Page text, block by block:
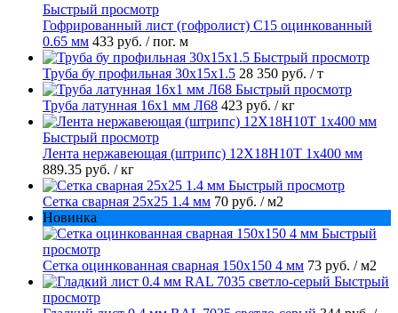
Быстрый просмотр
Гофрированный лист (гофролист) С15 оцинкованный
0.65 мм 433 руб. / пог. м
Быстрый просмотр
Труба бу профильная 30х15х1.5 28 350 руб. / т
Быстрый просмотр
Труба латунная 16х1 мм Л68 423 руб. / кг
Быстрый просмотр
Лента нержавеющая (штрипс) 12Х18Н10Т 1х400 мм
889.35 руб. / кг
Быстрый просмотр
Сетка сварная 25х25 1.4 мм 70 руб. / м2
Новинка
Быстрый
просмотр
Сетка оцинкованная сварная 150х150 4 мм 73 руб. / м2
Быстрый
просмотр